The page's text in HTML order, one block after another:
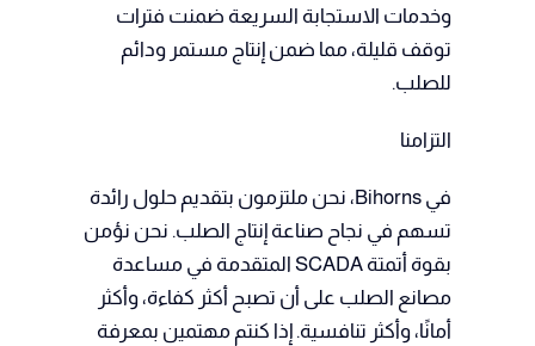
وخدمات الاستجابة السريعة ضمنت فترات
توقف قليلة، مما ضمن إنتاج مستمر ودائم
للصلب.
التزامنا
في Bihorns، نحن ملتزمون بتقديم حلول رائدة
تسهم في نجاح صناعة إنتاج الصلب. نحن نؤمن
بقوة أتمتة SCADA المتقدمة في مساعدة
مصانع الصلب على أن تصبح أكثر كفاءة، وأكثر
أمانًا، وأكثر تنافسية. إذا كنتم مهتمين بمعرفة